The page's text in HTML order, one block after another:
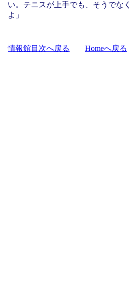
い。テニスが上手でも、そうでな
よ」
情報館目次へ戻る Homeへ戻る